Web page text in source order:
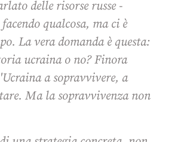
delle risorse russe -
qualcosa, ma ci è
La vera domanda è questa:
ucraina o no? Finora
a sopravvivere, a
Ma la sopravvivenza non